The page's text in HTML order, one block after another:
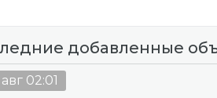
добавленные
02:01